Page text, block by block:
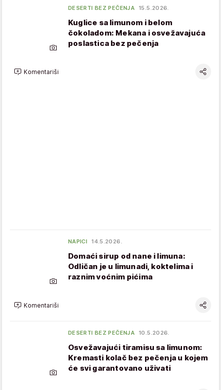
DESERTI BEZ PEČENJA 15.5.2026.
Kuglice sa limunom i belom
čokoladom: Mekana i osvežavajuća
poslastica bez pečenja
Komentariši
NAPICI 14.5.2026.
Domaći sirup od nane i limuna:
Odličan je u limunadi, koktelima i
raznim voćnim pićima
Komentariši
DESERTI BEZ PEČENJA 10.5.2026.
Osvežavajući tiramisu sa limunom:
Kremasti kolač bez pečenja u kojem
će svi garantovano uživati